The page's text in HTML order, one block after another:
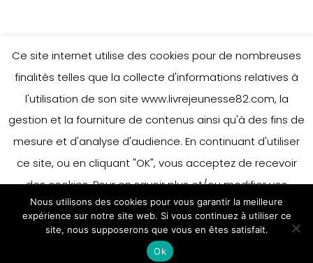
Ce site internet utilise des cookies pour de nombreuses
finalités telles que la collecte d'informations relatives à
l'utilisation de son site www.livrejeunesse82.com, la
gestion et la fourniture de contenus ainsi qu'à des fins de
mesure et d'analyse d'audience. En continuant d'utiliser
ce site, ou en cliquant "OK", vous acceptez de recevoir
des cookies. Pour en savoir plus et/ou modifier vos
préférences en matière de cookies, merci de vous référer
à notre politique sur les cookies.
Accepter
En savoir plus
Nous utilisons des cookies pour vous garantir la meilleure
expérience sur notre site web. Si vous continuez à utiliser ce
site, nous supposerons que vous en êtes satisfait.
Ok